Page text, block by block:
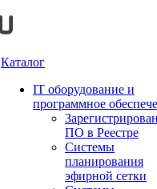
Каталог
IT оборудование и
программное
ПО в Реестре
Системы
планирования
эфирной сетки